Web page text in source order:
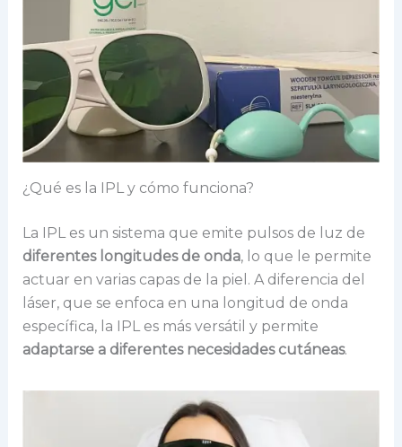
¿Qué es la IPL y cómo funciona?
La IPL es un sistema que emite pulsos de luz de
diferentes longitudes de onda, lo que le permite
actuar en varias capas de la piel. A diferencia del
láser, que se enfoca en una longitud de onda
específica, la IPL es más versátil y permite
adaptarse a diferentes necesidades cutáneas.